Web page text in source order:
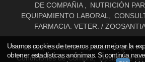
DE COMPAÑIA
NUTRICIÓN
EQUIPAMIENTO LABORAL
FARMACIA. VETER. /
Ir arriba Contáctanos Aviso Legal
Condiciones de Compra
Desistir de un
Usamos cookies de terceros para mejorar la
obtener estadísticas anónimas. Si continúa